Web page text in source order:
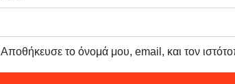
Αποθήκευσε το όνομά μου, email, και τον